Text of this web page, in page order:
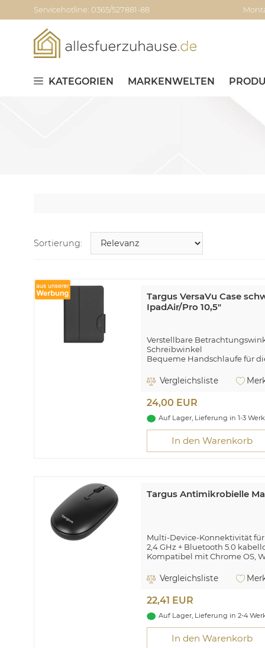
Servicehotline: 0365/527881-88
KATEGORIEN MARKENWELTEN
Sortierung:
Targus VersaVu Case
IpadAir/Pro 10,5"
Verstellbare
Schreibwinkel
Bequeme Handschlaufe für
Targus VersaVu. Etui-Typ:
Pro 10.5, Maximale
Gewicht: 350 g
Vergleichsliste
24,00 EUR
Auf Lager, Lieferung in 1-3
In den Warenkorb
Targus Antimikrobielle
Multi-Device-Konnektivität für
2,4 GHz + Bluetooth 5.0
Kompatibel mit Chrome OS,
Vergleichsliste
22,41 EUR
Auf Lager, Lieferung in 2-4
In den Warenkorb